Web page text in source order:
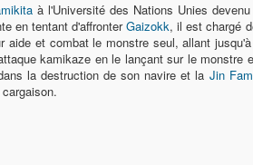
à l'Université des Nations Unies
en tentant d'affronterGaizokk, il est chargé
aide et combat le monstre seul, allant
kamikaze en le lançant sur le
la destruction de son navire et la Jin